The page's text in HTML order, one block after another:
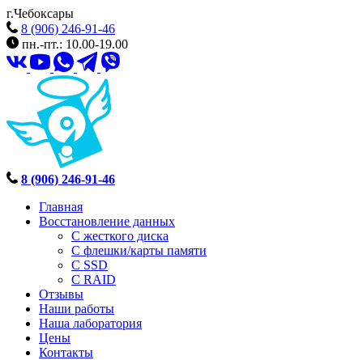
г.Чебоксары
8 (906) 246-91-46
пн.-пт.: 10.00-19.00
8 (906) 246-91-46
Главная
Восстановление данных
С жесткого диска
С флешки/карты памяти
С SSD
С RAID
Отзывы
Наши работы
Наша лаборатория
Цены
Контакты